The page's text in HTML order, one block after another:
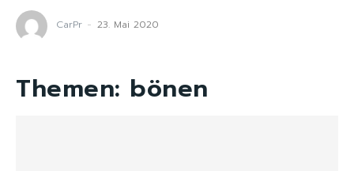
CarPr - 23. Mai 2020
Themen: bönen